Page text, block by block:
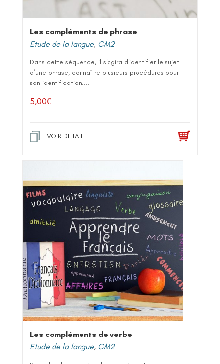
Les compléments de phrase
Etude de la langue, CM2
Dans cette séquence, il s'agira d'identifier le sujet
d’une phrase, connaître plusieurs procédures pour
son identification....
5,00€
VOIR DETAIL
Les compléments de verbe
Etude de la langue, CM2